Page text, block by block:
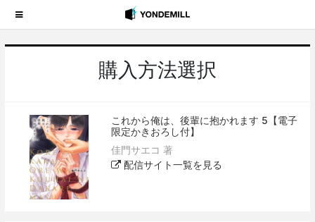
購入方法選択
これから俺は、後輩に抱かれます 5【電子
限定かきおろし付】
佳門サエコ 著
配信サイト一覧を見る